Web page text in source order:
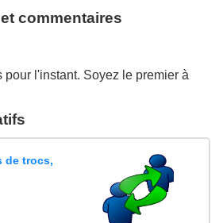
commentaires
pour l'instant. Soyez le premier à
de trocs,